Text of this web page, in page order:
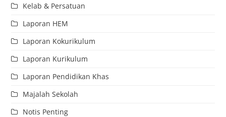
Kelab & Persatuan
Laporan HEM
Laporan Kokurikulum
Laporan Kurikulum
Laporan Pendidikan Khas
Majalah Sekolah
Notis Penting